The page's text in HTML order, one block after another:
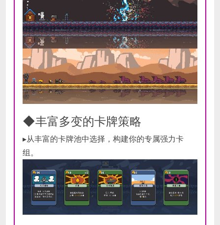
◆丰富多变的卡牌策略
▸从丰富的卡牌池中选择，构建你的专属强力卡
组。